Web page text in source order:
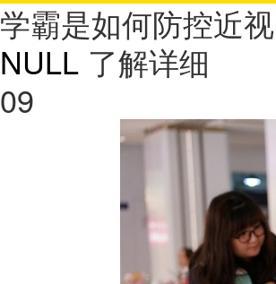
学霸是如何防控近
NULL 了解详细
09